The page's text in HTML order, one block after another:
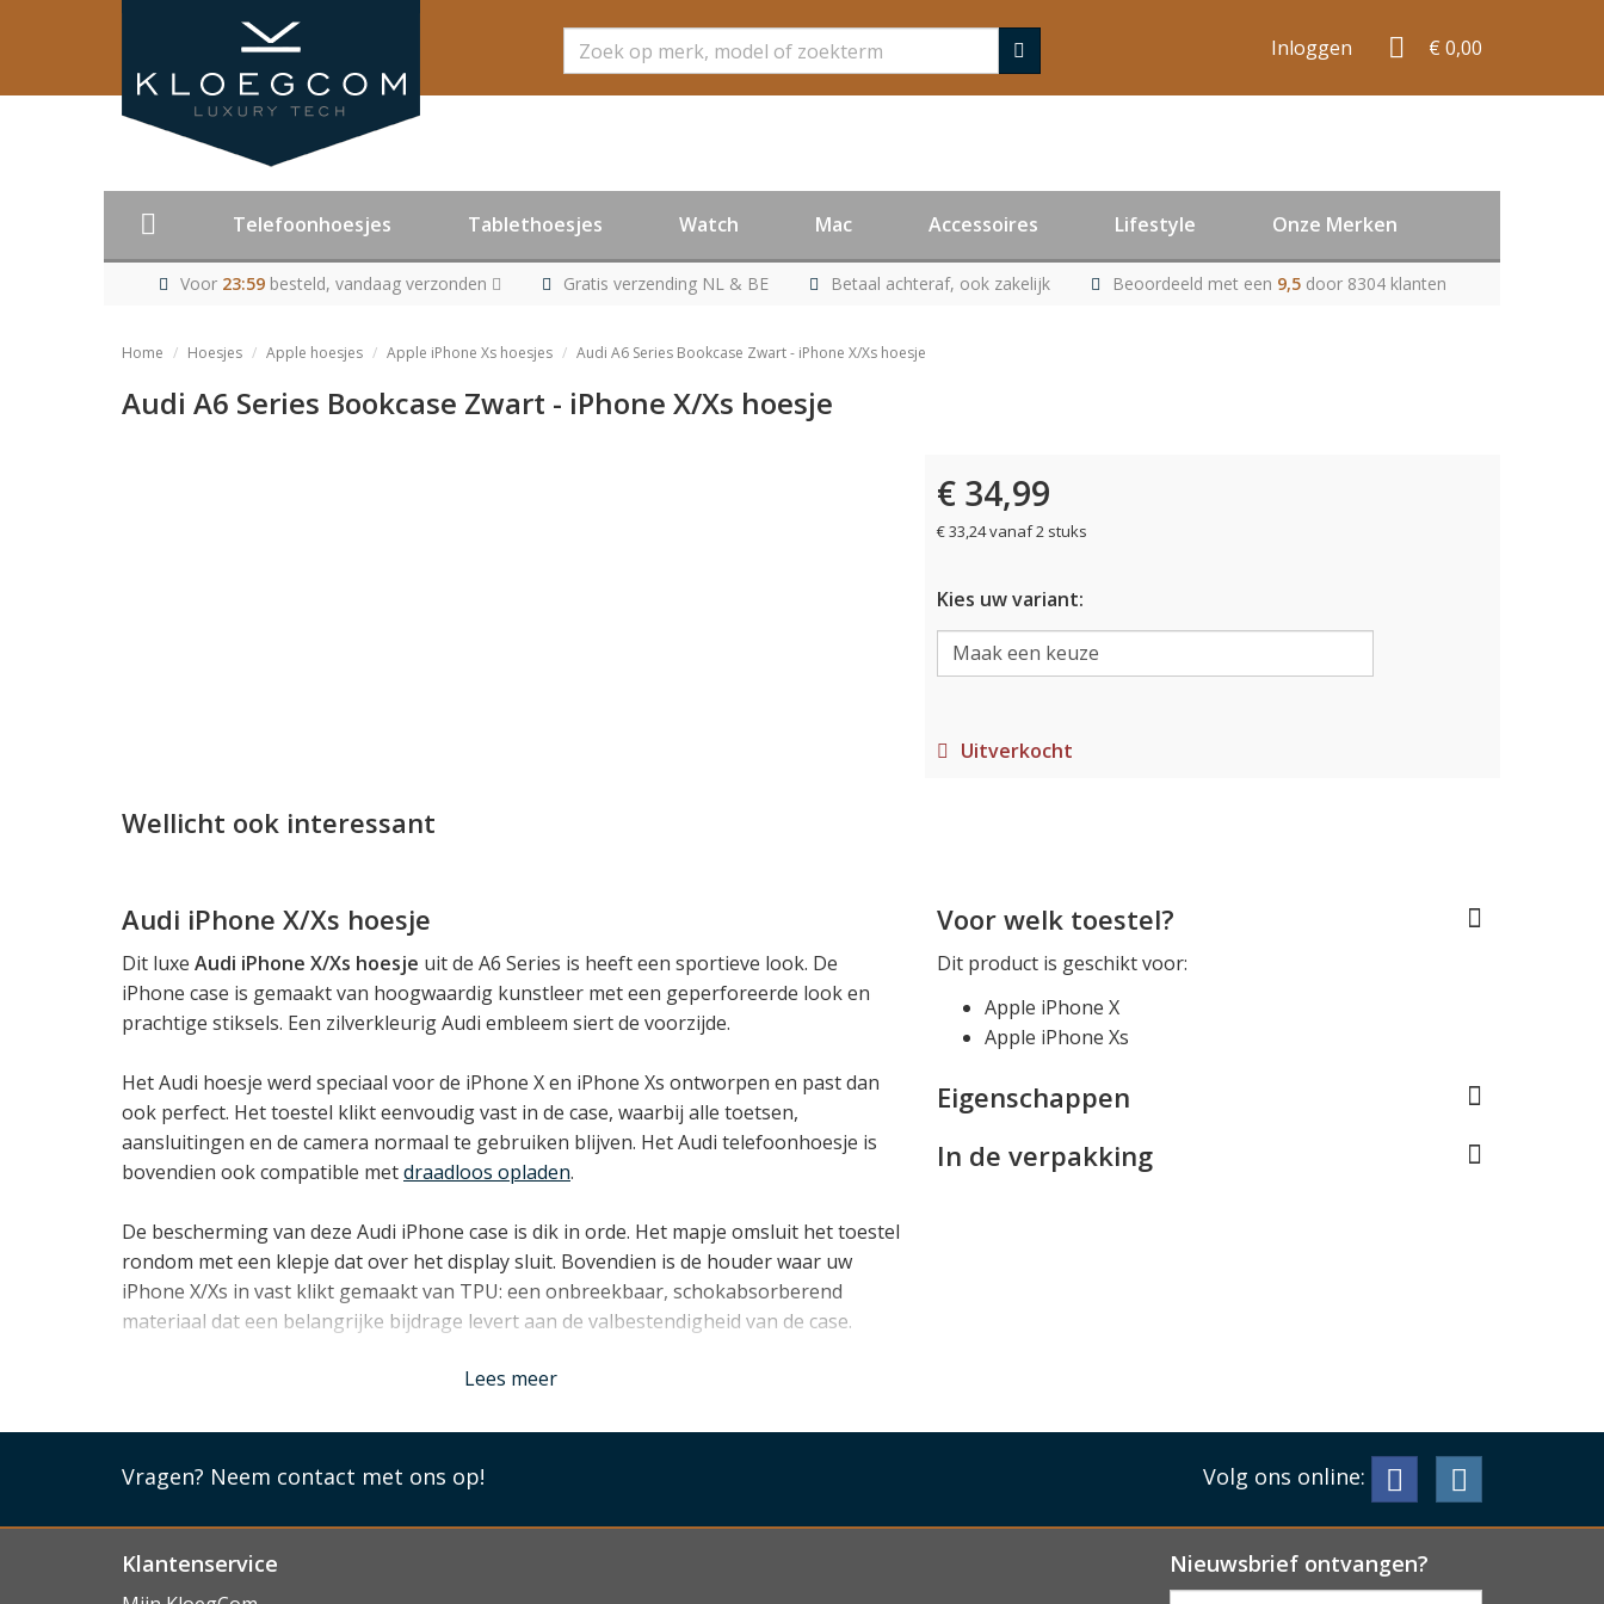
Zoeken Inloggen € 0,00
Telefoonhoesjes Tablethoesjes Watch Mac Accessoires Lifestyle Onze Merken
Voor 23:59besteld, vandaag verzonden Gratis verzending NL & BE Betaal achteraf, ook zakelijk Beoordeeld met een 9,5 door 8304 klanten
Home Hoesjes Apple hoesjes Apple iPhone Xs hoesjes Audi A6 Series Bookcase Zwart - iPhone X/Xs hoesje
Audi A6 Series Bookcase Zwart - iPhone X/Xs hoesje
€ 34,99
€ 33,24 vanaf 2 stuks
Kies uw variant:
Uitverkocht
Wellicht ook interessant
Audi iPhone X/Xs hoesje
Dit luxe Audi iPhone X/Xs hoesje uit de A6 Series is heeft een sportieve look. De
iPhone case is gemaakt van hoogwaardig kunstleer met een geperforeerde look en
prachtige stiksels. Een zilverkleurig Audi embleem siert de voorzijde.
Het Audi hoesje werd speciaal voor de iPhone X en iPhone Xs ontworpen en past dan
ook perfect. Het toestel klikt eenvoudig vast in de case, waarbij alle toetsen,
aansluitingen en de camera normaal te gebruiken blijven. Het Audi telefoonhoesje is
bovendien ook compatible metdraadloos opladen.
De bescherming van deze Audi iPhone case is dik in orde. Het mapje omsluit het toestel
rondom met een klepje dat over het display sluit. Bovendien is de houder waar uw
iPhone X/Xs in vast klikt gemaakt van TPU: een onbreekbaar, schokabsorberend
materiaal dat een belangrijke bijdrage levert aan de valbestendigheid van de case.
Lees minder
Lees meer
Voor welk toestel?
Dit product is geschikt voor:
Apple iPhone X
Apple iPhone Xs
Eigenschappen
In de verpakking
Vragen? Neem contact met ons op! Volg ons online:
Klantenservice Nieuwsbrief ontvangen?